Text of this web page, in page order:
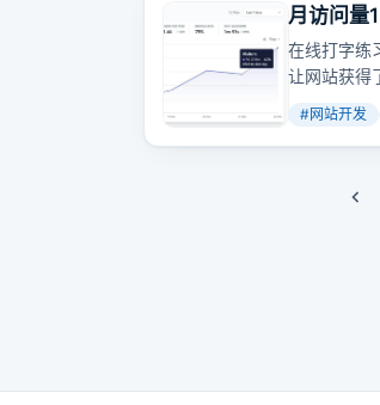
月访问量
在线打字练
让网站获得
者的聚集地。
#网站开发